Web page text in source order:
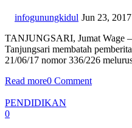
infogunungkidul Jun 23, 2017
TANJUNGSARI, Jumat Wage
Tanjungsari membatah
21/06/17 nomor 336/226
Read more0 Comment
PENDIDIKAN
0